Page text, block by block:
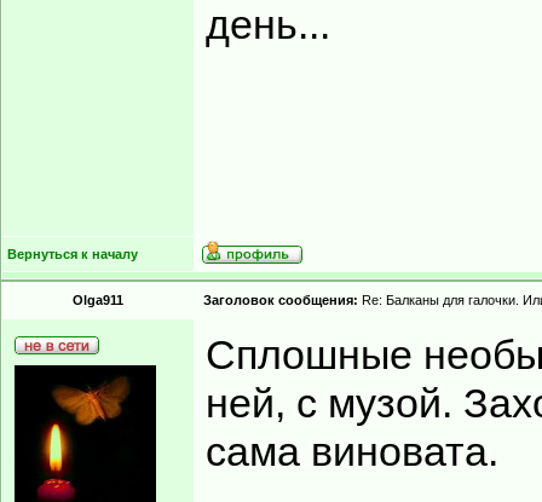
день...
Вернуться к началу
Olga911 Заголовок сообщения: Re: Балканы для галочки.
Сплошные
ней, с музой.
сама виновата.